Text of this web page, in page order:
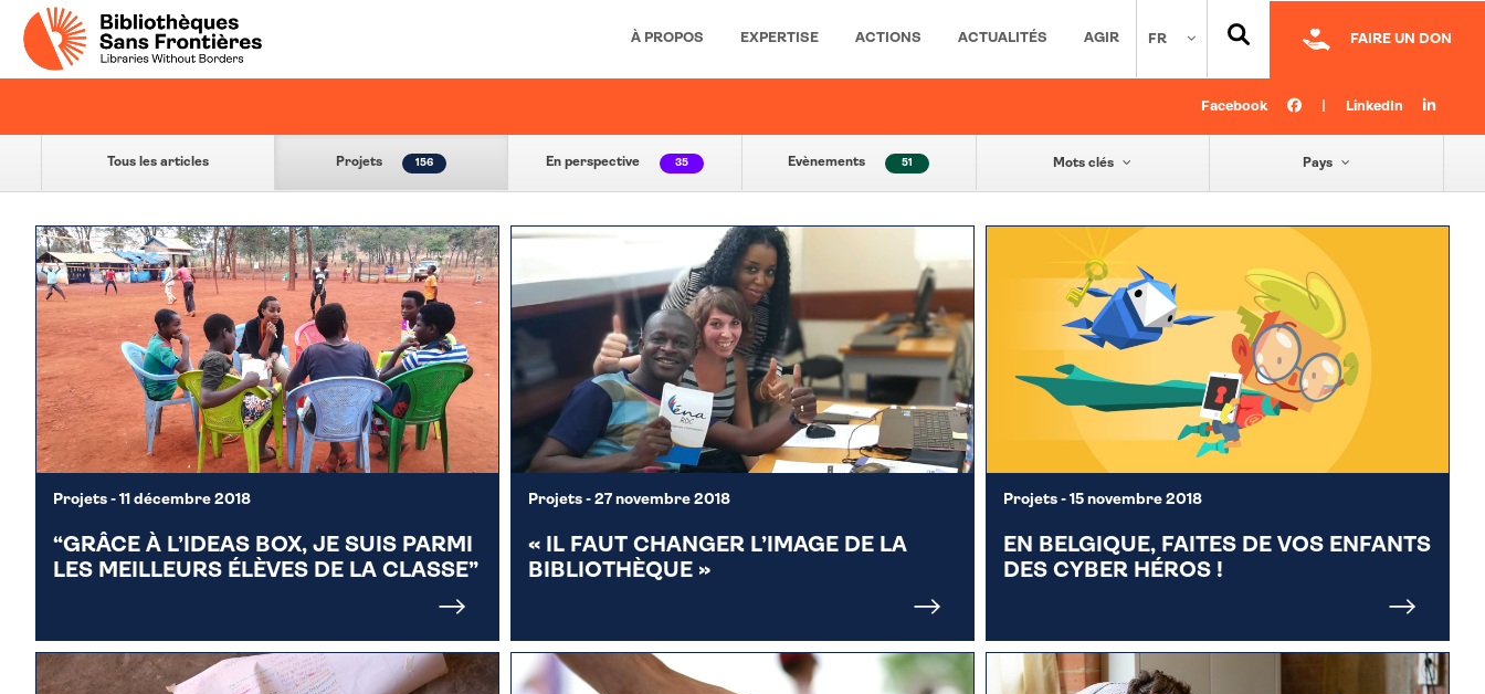
FR FAIRE UN DON
À PROPOS EXPERTISE ACTIONS ACTUALITÉS AGIR
Facebook LinkedIn
Tous les articles Projets 156 En perspective 35 Evènements 51 Mots clés Pays
Projets - 11 décembre 2018
“GRÂCE À L’IDEAS BOX, JE SUIS PARMI
LES MEILLEURS ÉLÈVES DE LA CLASSE”
Projets - 27 novembre 2018
« IL FAUT CHANGER L’IMAGE DE LA
BIBLIOTHÈQUE »
Projets - 15 novembre 2018
EN BELGIQUE, FAITES DE VOS ENFANTS
DES CYBER HÉROS !